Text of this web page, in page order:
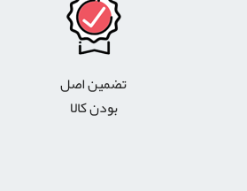
تضمین اصل
بودن کالا